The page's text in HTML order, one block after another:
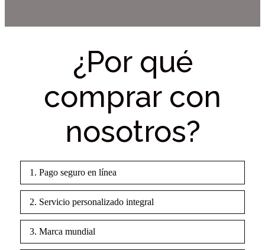
¿Por qué
comprar con
nosotros?
1. Pago seguro en línea
2. Servicio personalizado integral
3. Marca mundial